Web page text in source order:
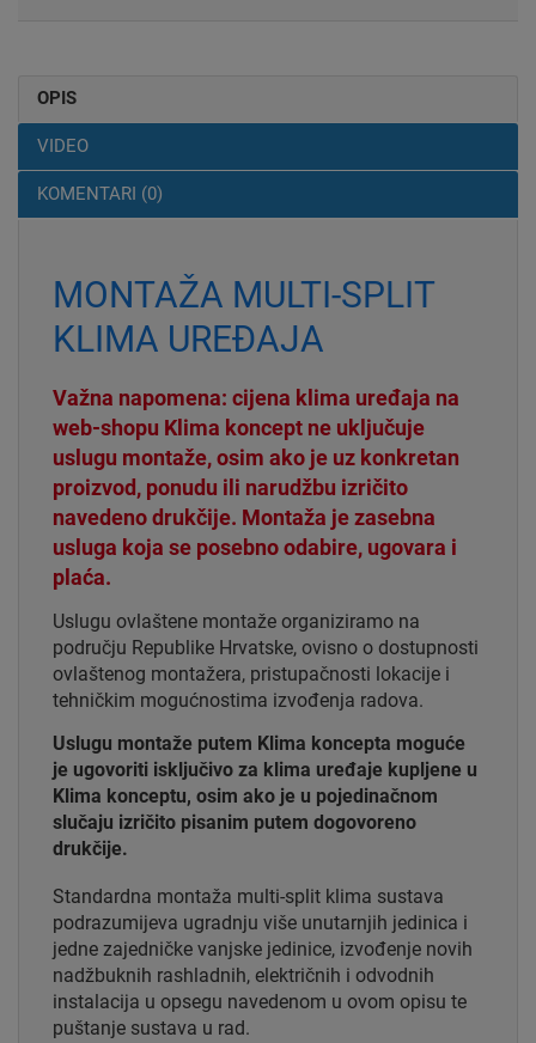
OPIS
VIDEO
KOMENTARI (0)
MONTAŽA MULTI-SPLIT
KLIMA UREĐAJA
Važna napomena: cijena klima uređaja na
web-shopu Klima koncept ne uključuje
uslugu montaže, osim ako je uz konkretan
proizvod, ponudu ili narudžbu izričito
navedeno drukčije. Montaža je zasebna
usluga koja se posebno odabire, ugovara i
plaća.
Uslugu ovlaštene montaže organiziramo na
području Republike Hrvatske, ovisno o dostupnosti
ovlaštenog montažera, pristupačnosti lokacije i
tehničkim mogućnostima izvođenja radova.
Uslugu montaže putem Klima koncepta moguće
je ugovoriti isključivo za klima uređaje kupljene u
Klima konceptu, osim ako je u pojedinačnom
slučaju izričito pisanim putem dogovoreno
drukčije.
Standardna montaža multi-split klima sustava
podrazumijeva ugradnju više unutarnjih jedinica i
jedne zajedničke vanjske jedinice, izvođenje novih
nadžbuknih rashladnih, električnih i odvodnih
instalacija u opsegu navedenom u ovom opisu te
puštanje sustava u rad.